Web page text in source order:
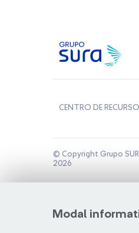
Modal
CENTRO DE
© Copyright Grupo
2026